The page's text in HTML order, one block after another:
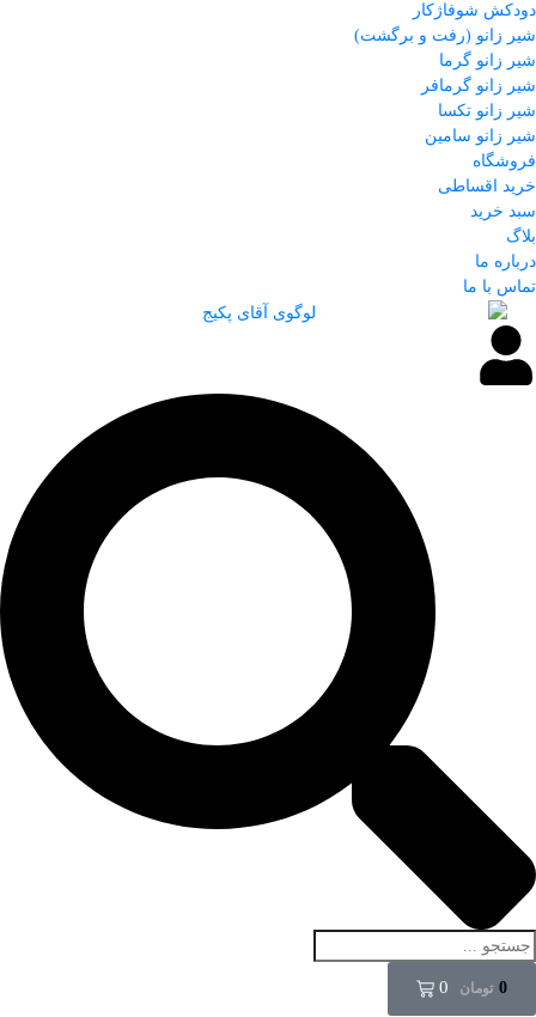
دودکش شوفاژکار
شیر زانو (رفت و برگشت)
شیر زانو گرما
شیر زانو گرمافر
شیر زانو تکسا
شیر زانو سامین
فروشگاه
خرید اقساطی
سبد خرید
بلاگ
درباره ما
تماس با ما
تومان 0
0